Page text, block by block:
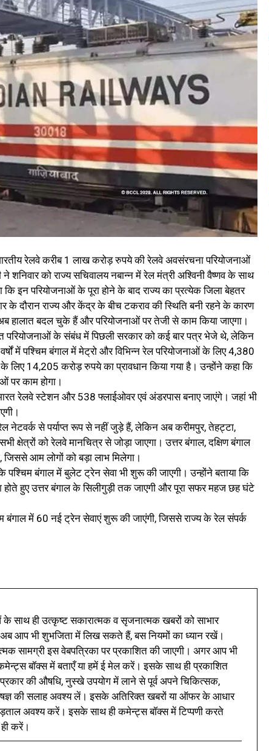
रेलवे करीब 1 लाख करोड़ रुपये की रेलवे अवसंरचना परियोजनाओं
शनिवार को राज्य सचिवालय नबान्न में रेल मंत्री अश्विनी वैष्णव के साथ
इन परियोजनाओं के पूरा होने के बाद राज्य का प्रत्येक जिला बेहतर
के दौरान राज्य और केंद्र के बीच टकराव की स्थिति बनी रहने के कारण
हालात बदल चुके हैं और परियोजनाओं पर तेजी से काम किया जाएगा।
परियोजनाओं के संबंध में पिछली सरकार को कई बार पत्र भेजे थे, लेकिन
में पश्चिम बंगाल में मेट्रो और विभिन्न रेल परियोजनाओं के लिए 4,380
लिए 14,205 करोड़ रुपये का प्रावधान किया गया है। उन्होंने कहा कि
पर काम होगा।
रेलवे स्टेशन और 538 फ्लाईओवर एवं अंडरपास बनाए जाएंगे। जहां भी
से पर्याप्त रूप से नहीं जुड़े हैं, लेकिन अब करीमपुर, तेहट्टा,
क्षेत्रों को रेलवे मानचित्र से जोड़ा जाएगा। उत्तर बंगाल, दक्षिण बंगाल
आम लोगों को बड़ा लाभ मिलेगा।
पश्चिम बंगाल में बुलेट ट्रेन सेवा भी शुरू की जाएगी। उन्होंने बताया कि
हुए उत्तर बंगाल के सिलीगुड़ी तक जाएगी और पूरा सफर महज छह घंटे
बंगाल में 60 नई ट्रेन सेवाएं शुरू की जाएंगी, जिससे राज्य के रेल संपर्क
साथ ही उत्कृष्ट सकारात्मक व सृजनात्मक खबरों को साभार
आप भी शुभजिता में लिख सकते हैं, बस नियमों का ध्यान रखें।
सामग्री इस वेबपत्रिका पर प्रकाशित की जाएगी। अगर आप भी
बॉक्स में बताएँ या हमें ई मेल करें। इसके साथ ही प्रकाशित
की औषधि, नुस्खे उपयोग में लाने से पूर्व अपने चिकित्सक,
की सलाह अवश्य लें। इसके अतिरिक्त खबरों या ऑफर के आधार
अवश्य करें। इसके साथ ही कमेन्ट्स बॉक्स में टिप्पणी करते
करें।